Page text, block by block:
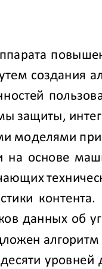
создания
защиты,
моделями
на основе
контента.
данных об
алгоритм
уровней